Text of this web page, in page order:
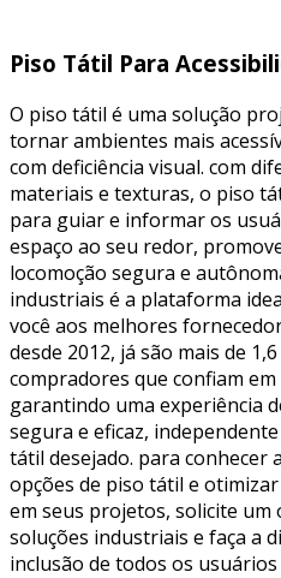
Piso Tátil Para
O piso tátil é uma solução
tornar ambientes mais
com deficiência visual. com
materiais e texturas, o piso
para guiar e informar os
espaço ao seu redor,
locomoção segura e
industriais é a plataforma
você aos melhores
desde 2012, já são mais de
compradores que confiam
garantindo uma experiência
segura e eficaz,
tátil desejado. para conhecer
opções de piso tátil e
em seus projetos, solicite um
soluções industriais e faça a
inclusão de todos os usuários